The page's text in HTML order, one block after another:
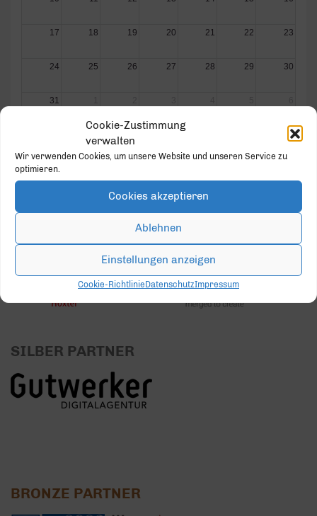
Cookie-Zustimmung
verwalten
Wir verwenden Cookies, um unsere Website und unseren Service zu
optimieren.
Cookies akzeptieren
Ablehnen
Einstellungen anzeigen
Cookie-RichtlinieDatenschutzImpressum
17 18 19 20 21 22 23
24 25 26 27 28 29 30
31
GOLD PARTNER
SILBER PARTNER
BRONZE PARTNER